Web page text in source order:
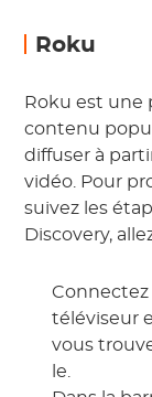
Roku
Roku est une
contenu
diffuser à
vidéo. Pour
suivez les
Discovery,
Connectez
téléviseur
vous
le.